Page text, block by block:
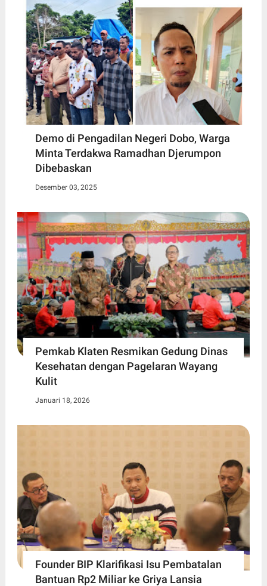
Demo di Pengadilan Negeri Dobo, Warga
Minta Terdakwa Ramadhan Djerumpon
Dibebaskan
Desember 03, 2025
Pemkab Klaten Resmikan Gedung Dinas
Kesehatan dengan Pagelaran Wayang
Kulit
Januari 18, 2026
Founder BIP Klarifikasi Isu Pembatalan
Bantuan Rp2 Miliar ke Griya Lansia